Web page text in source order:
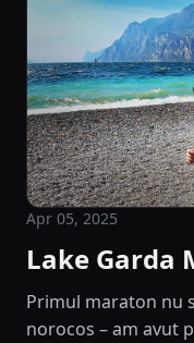
Apr 05, 2025
Lake Garda
Primul maraton nu
norocos – am avut